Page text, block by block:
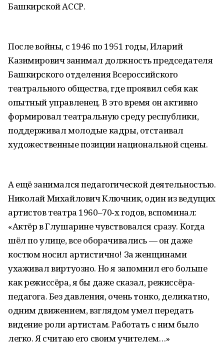
Башкирской АССР.
После войны, с 1946 по 1951 годы, Иларий
Казимирович занимал должность председателя
Башкирского отделения Всероссийского
театрального общества, где проявил себя как
опытный управленец. В это время он активно
формировал театральную среду республики,
поддерживал молодые кадры, отстаивал
художественные позиции национальной сцены.
А ещё занимался педагогической деятельностью.
Николай Михайлович Ключник, один из ведущих
артистов театра 1960–70‑х годов, вспоминал:
«Актёр в Глушарине чувствовался сразу. Когда
шёл по улице, все оборачивались — он даже
костюм носил артистично! За женщинами
ухаживал виртуозно. Но я запомнил его больше
как режиссёра, я бы даже сказал, режиссёра-
педагога. Без давления, очень тонко, деликатно,
одним движением, взглядом умел передать
видение роли артистам. Работать с ним было
легко. Я считаю его своим учителем…»